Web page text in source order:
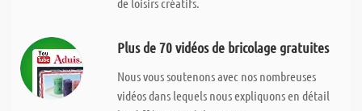
Plus de 70 vidéos de bricolage gratuites
Nous vous soutenons avec nos nombreuses
vidéos dans lequels nous expliquons en détail